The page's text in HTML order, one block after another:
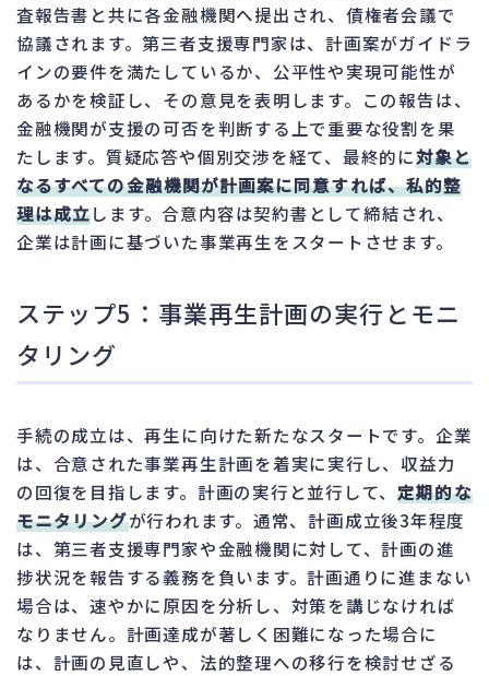
査報告書と共に各金融機関へ提出され、債権者会議で
協議されます。第三者支援専門家は、計画案がガイドラ
インの要件を満たしているか、公平性や実現可能性が
あるかを検証し、その意見を表明します。この報告は、
金融機関が支援の可否を判断する上で重要な役割を果
たします。質疑応答や個別交渉を経て、最終的に対象と
なるすべての金融機関が計画案に同意すれば、私的整
理は成立します。合意内容は契約書として締結され、
企業は計画に基づいた事業再生をスタートさせます。
ステップ5：事業再生計画の実行とモニ
タリング
手続の成立は、再生に向けた新たなスタートです。企業
は、合意された事業再生計画を着実に実行し、収益力
の回復を目指します。計画の実行と並行して、定期的な
モニタリングが行われます。通常、計画成立後3年程度
は、第三者支援専門家や金融機関に対して、計画の進
捗状況を報告する義務を負います。計画通りに進まない
場合は、速やかに原因を分析し、対策を講じなければ
なりません。計画達成が著しく困難になった場合に
は、計画の見直しや、法的整理への移行を検討せざる